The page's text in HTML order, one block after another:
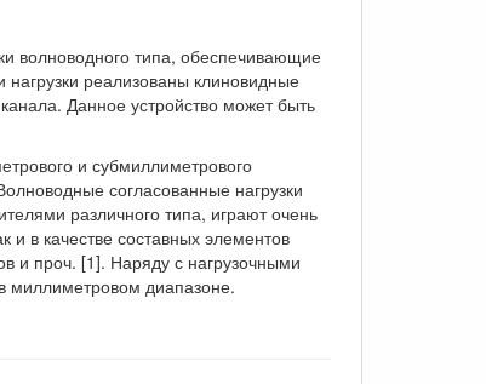
волноводного типа, обеспечивающие
реализованы клиновидные
Данное устройство может быть
и субмиллиметрового
согласованные нагрузки
различного типа, играют очень
в качестве составных элементов
и проч. [1]. Наряду с нагрузочными
миллиметровом диапазоне.